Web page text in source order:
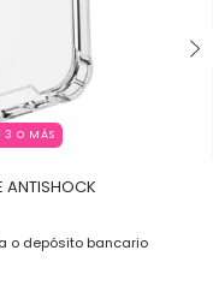
3 O MÁS
ANTISHOCK
o depósito bancario